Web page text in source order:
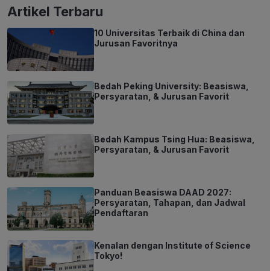
Artikel Terbaru
10 Universitas Terbaik di China dan
Jurusan Favoritnya
Bedah Peking University: Beasiswa,
Persyaratan, & Jurusan Favorit
Bedah Kampus Tsing Hua: Beasiswa,
Persyaratan, & Jurusan Favorit
Panduan Beasiswa DAAD 2027:
Persyaratan, Tahapan, dan Jadwal
Pendaftaran
Kenalan dengan Institute of Science
Tokyo!